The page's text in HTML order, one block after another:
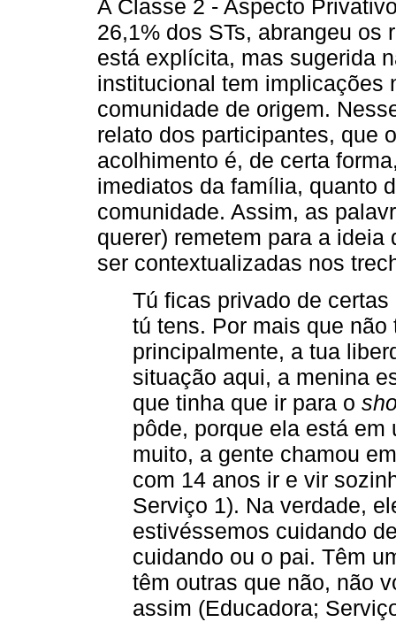
A Classe 2 - Aspecto
26,1% dos STs, abrangeu os
está explícita, mas sugerida
institucional tem implicações
comunidade de origem.
relato dos participantes, que
acolhimento é, de certa
imediatos da família, quanto
comunidade. Assim, as
querer) remetem para a
ser contextualizadas nos
Tú ficas privado de
tú tens. Por mais que
principalmente, a tua
situação aqui, a menina
que tinha que ir para o
pôde, porque ela está
muito, a gente chamou
com 14 anos ir e vir
Serviço 1). Na verdade,
estivéssemos cuidando
cuidando ou o pai. Têm
têm outras que não, não
assim (Educadora;